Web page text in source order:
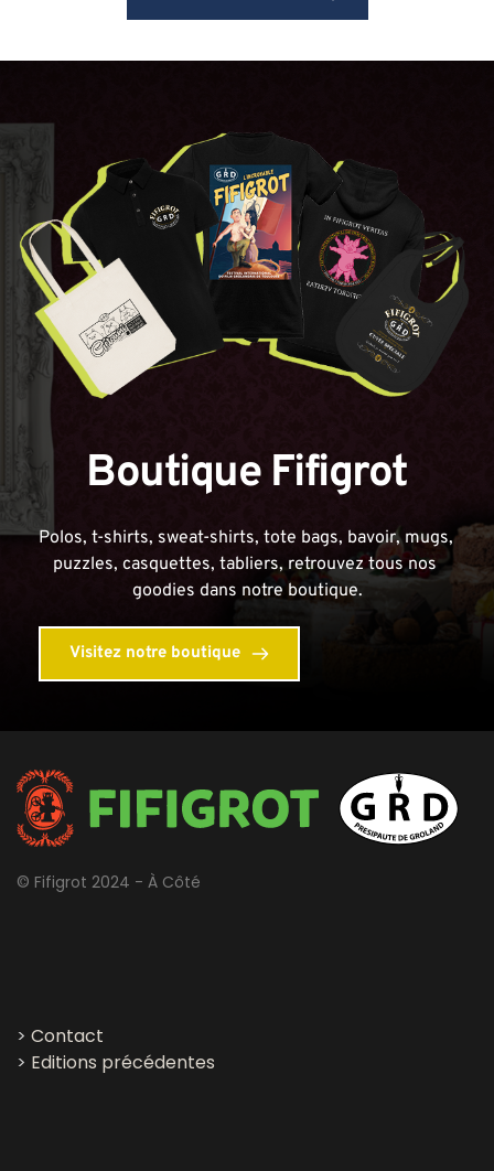
Boutique Fifigrot
Polos, t-shirts, sweat-shirts, tote bags, bavoir, mugs,
puzzles, casquettes, tabliers, retrouvez tous nos
goodies dans notre boutique.
Visitez notre boutique
© Fifigrot 2024 - À Côté
> Contact
> Editions précédentes